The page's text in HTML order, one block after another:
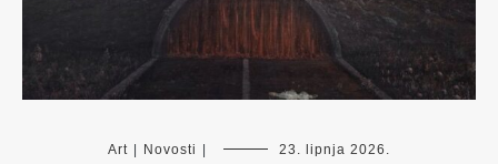
Art Novosti 23. lipnja 2026.